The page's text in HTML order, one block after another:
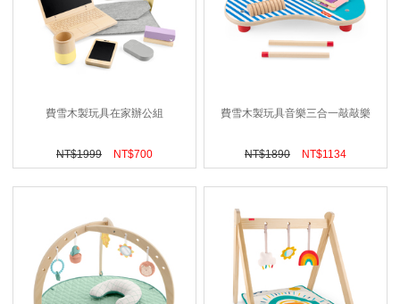
費雪木製玩具在家辦公組
NT$1999 NT$700
費雪木製玩具音樂三合一敲敲樂
NT$1890 NT$1134